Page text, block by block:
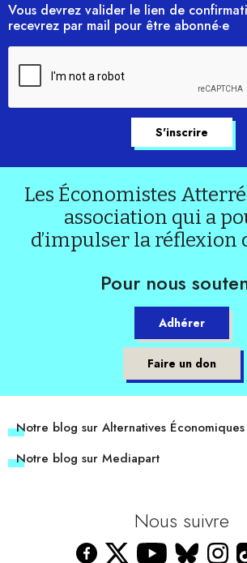
Vous devrez valider le lien de
recevrez par mail pour être abonné·e
Les Économistes
association qui a
d’impulser la réflexion
Pour nous
Adhérer
Faire un don
Notre blog sur Alternatives Économiques
Notre blog sur Mediapart
Nous suivre